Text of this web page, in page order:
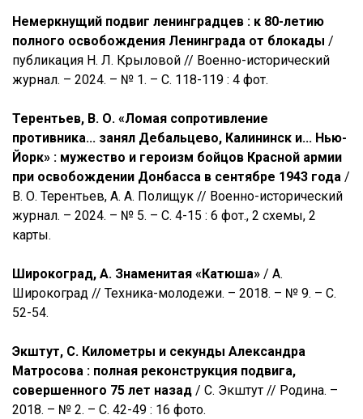
Немеркнущий подвиг ленинградцев : к 80-летию
полного освобождения Ленинграда от блокады /
публикация Н. Л. Крыловой // Военно-исторический
журнал. – 2024. – № 1. – С. 118-119 : 4 фот.
Терентьев, В. О. «Ломая сопротивление
противника... занял Дебальцево, Калининск и... Нью-
Йорк» : мужество и героизм бойцов Красной армии
при освобождении Донбасса в сентябре 1943 года /
В. О. Терентьев, А. А. Полищук // Военно-исторический
журнал. – 2024. – № 5. – С. 4-15 : 6 фот., 2 схемы, 2
карты.
Широкоград, А. Знаменитая «Катюша» / А.
Широкоград // Техника-молодежи. – 2018. – № 9. – С.
52-54.
Экштут, С. Километры и секунды Александра
Матросова : полная реконструкция подвига,
совершенного 75 лет назад / С. Экштут // Родина. –
2018. – № 2. – С. 42-49 : 16 фото.